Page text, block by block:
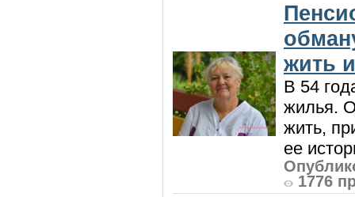
жить
В 54
жилья.
жить,
ее
1776